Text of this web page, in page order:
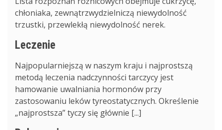
chłoniaka, zewnątrzwydzielniczą niewydolność
trzustki, przewlekłą niewydolność nerek.
Leczenie
Najpopularniejszą w naszym kraju i najprostszą
metodą leczenia nadczynności tarczycy jest
hamowanie uwalniania hormonów przy
zastosowaniu leków tyreostatycznych. Określenie
„najprostsza” tyczy się głównie [...]